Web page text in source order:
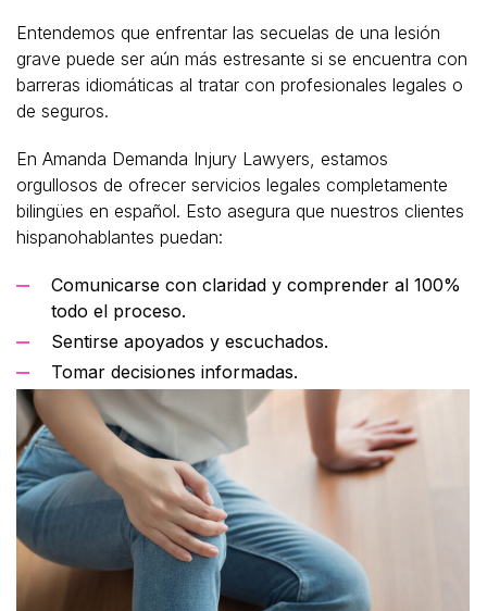
Entendemos que enfrentar las secuelas de una lesión
grave puede ser aún más estresante si se encuentra con
barreras idiomáticas al tratar con profesionales legales o
de seguros.
En Amanda Demanda Injury Lawyers, estamos
orgullosos de ofrecer servicios legales completamente
bilingües en español. Esto asegura que nuestros clientes
hispanohablantes puedan:
Comunicarse con claridad y comprender al 100%
todo el proceso.
Sentirse apoyados y escuchados.
Tomar decisiones informadas.